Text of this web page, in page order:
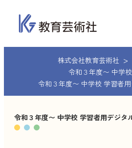
キ
株式会社教育芸術社
令和３年度〜 中学
令和３年度〜 中学校 学習者
令和３年度〜 中学校 学習者用デジタ